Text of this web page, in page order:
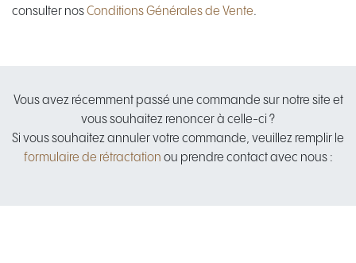
consulter nosConditions Générales de Vente.
Vous avez récemment passé une commande sur notre site et
vous souhaitez renoncer à celle-ci ?
Si vous souhaitez annuler votre commande, veuillez remplir le
formulaire de rétractation ou prendre contact avec nous :